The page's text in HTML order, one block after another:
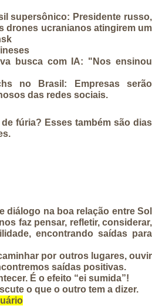
supersônico: Presidente russo,
drones ucranianos atingirem um
busca com IA: "Nos ensinou
no Brasil: Empresas serão
das redes sociais.
fúria? Esses também são dias
diálogo na boa relação entre Sol
faz pensar, refletir, considerar,
encontrando saídas para
por outros lugares, ouvir
saídas positivas.
É o efeito “ei sumida”!
o que o outro tem a dizer.